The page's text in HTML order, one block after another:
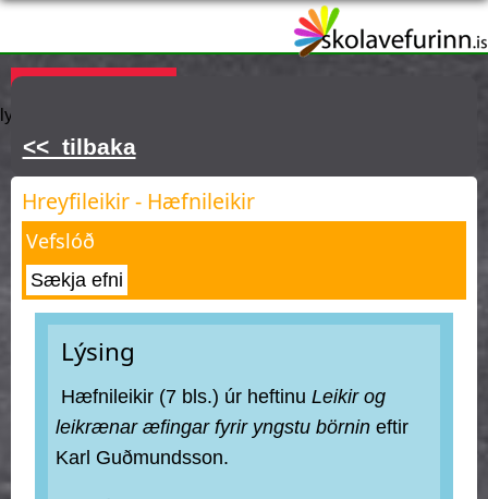
main
lykilorð
Þú ert hér
<< tilbaka
Hreyfileikir - Hæfnileikir
Vefslóð
Sækja efni
Lýsing
Hæfnileikir (7 bls.) úr heftinu Leikir og
leikrænar æfingar fyrir yngstu börnineftir
Karl Guðmundsson.